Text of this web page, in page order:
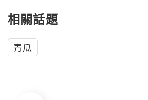
相關話題
青瓜